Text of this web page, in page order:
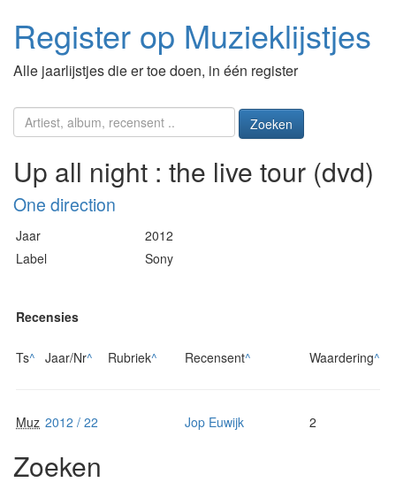
Register op Muzieklijstjes
Alle jaarlijstjes die er toe doen, in één register
Zoeken
Up all night : the live tour (dvd)
One direction
Jaar
2012
Label
Sony
Recensies
Ts^ Jaar/Nr^ Rubriek^ Recensent^ Waardering^
Muz 2012 / 22 Jop Euwijk 2
Zoeken